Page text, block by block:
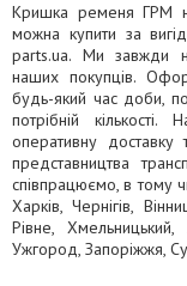
Кришка ременя ГРМ
можна купити за
parts.ua. Ми завжди
наших покупців.
будь-який час доби,
потрібній
оперативну
представництва
співпрацюємо, в тому
Харків, Чернігів,
Рівне,
Ужгород, Запоріжжя,